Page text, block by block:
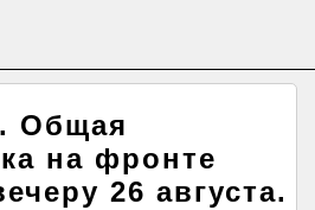
Общая
на фронте
26 августа.